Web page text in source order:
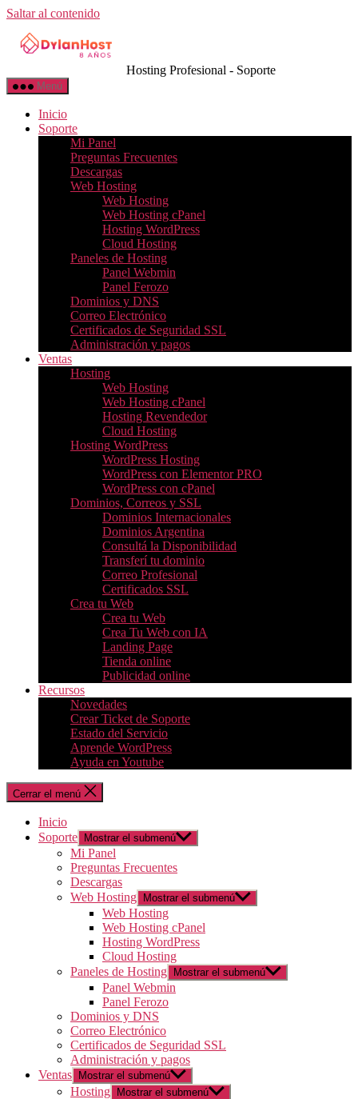
Saltar al contenido
Hosting Profesional - Soporte
Menú
Inicio
Soporte
Mi Panel
Preguntas Frecuentes
Descargas
Web Hosting
Web Hosting
Web Hosting cPanel
Hosting WordPress
Cloud Hosting
Paneles de Hosting
Panel Webmin
Panel Ferozo
Dominios y DNS
Correo Electrónico
Certificados de Seguridad SSL
Administración y pagos
Ventas
Hosting
Web Hosting
Web Hosting cPanel
Hosting Revendedor
Cloud Hosting
Hosting WordPress
WordPress Hosting
WordPress con Elementor PRO
WordPress con cPanel
Dominios, Correos y SSL
Dominios Internacionales
Dominios Argentina
Consultá la Disponibilidad
Transferí tu dominio
Correo Profesional
Certificados SSL
Crea tu Web
Crea tu Web
Crea Tu Web con IA
Landing Page
Tienda online
Publicidad online
Recursos
Novedades
Crear Ticket de Soporte
Estado del Servicio
Aprende WordPress
Ayuda en Youtube
Cerrar el menú
Inicio
Soporte
Mostrar el submenú
Mi Panel
Preguntas Frecuentes
Descargas
Web Hosting
Mostrar el submenú
Web Hosting
Web Hosting cPanel
Hosting WordPress
Cloud Hosting
Paneles de Hosting
Mostrar el submenú
Panel Webmin
Panel Ferozo
Dominios y DNS
Correo Electrónico
Certificados de Seguridad SSL
Administración y pagos
Ventas
Mostrar el submenú
Hosting Mostrar el submenú